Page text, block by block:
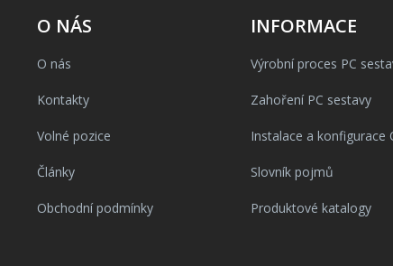
O NÁS
O nás
Kontakty
Volné pozice
Články
Obchodní podmínky
INFORMACE
Výrobní proces PC
Zahoření PC sestavy
Instalace a konfigurace
Slovník pojmů
Produktové katalogy